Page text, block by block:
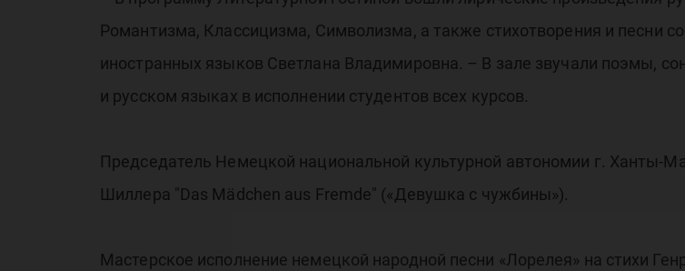
Романтизма, Классицизма, Символизма, а также стихотворения и песни
иностранных языков Светлана Владимировна. – В зале звучали поэмы,
и русском языках в исполнении студентов всех курсов.
Председатель Немецкой национальной культурной автономии г. Ханты-
Шиллера "Das Mӓdchen aus Fremde" («Девушка с чужбины»).
Мастерское исполнение немецкой народной песни «Лорелея» на стихи